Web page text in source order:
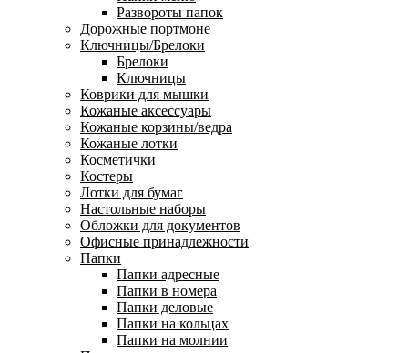
Развороты папок
Дорожные портмоне
Ключницы/Брелоки
Брелоки
Ключницы
Коврики для мышки
Кожаные аксессуары
Кожаные корзины/ведра
Кожаные лотки
Косметички
Костеры
Лотки для бумаг
Настольные наборы
Обложки для документов
Офисные принадлежности
Папки
Папки адресные
Папки в номера
Папки деловые
Папки на кольцах
Папки на молнии